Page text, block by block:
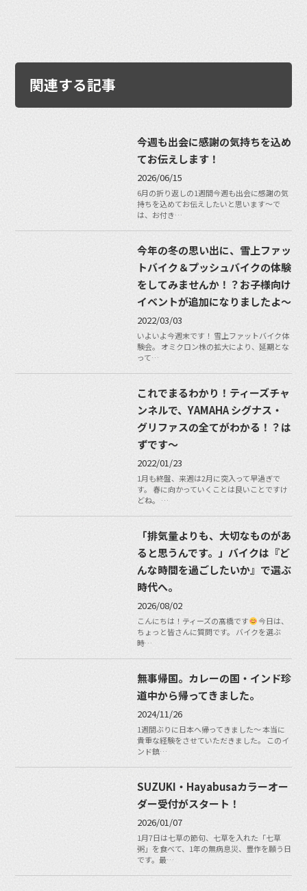
関連する記事
今週も出会に感謝の気持ちを込め
てお伝えします！
2026/06/15
6月の折り返しの1週間今週も出会に感謝の気
持ちを込めてお伝えしたいと思います〜で
は、お付き…
今年の冬の思い出に、雪上ファッ
トバイク＆プッシュバイクの体験
をしてみませんか！？お子様向け
イベントが追加になりましたよ〜
2022/03/03
いよいよ今週末です！ 雪上ファットバイク体
験会。 オミクロン株の拡大により、延期とな
って…
これでまるわかり！ティーズチャ
ンネルで、YAMAHA シグナス・
グリファスの全てがわかる！？は
ずです〜
2022/01/23
1月も終盤、来週は2月に突入って早過ぎで
す。 春に向かっていくことは良いことですけ
どね。 …
「排気量よりも、大切なものがあ
ると思うんです。」バイクは『ど
んな時間を過ごしたいか』で選ぶ
時代へ。
2026/08/02
こんにちは！ティーズの髙橋です
今日は、
ちょっと皆さんに質問です。 バイクを選ぶ
時…
無事帰国。カレーの国・インド珍
道中から帰ってきました。
2024/11/26
1週間ぶりに日本へ帰ってきました〜 本当に
貴重な経験をさせていただきました。 このイ
ンド鎮…
SUZUKI・Hayabusaカラーオー
ダー受付がスタート！
2026/01/07
1月7日は七草の節句、七草を入れた「七草
粥」を食べて、1年の無病息災、豊作を願う日
です。最…